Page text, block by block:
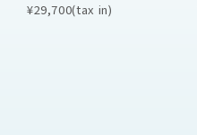
¥29,700(tax in)